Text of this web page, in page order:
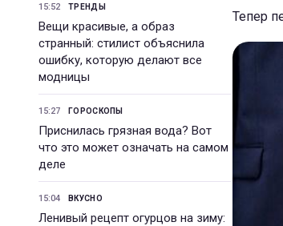
15:52 ТРЕНДЫ
Вещи красивые, а образ
странный: стилист объяснила
ошибку, которую делают все
модницы
15:27 ГОРОСКОПЫ
Приснилась грязная вода? Вот
что это может означать на самом
деле
15:04 ВКУСНО
Ленивый рецепт огурцов на зиму:
Тепер